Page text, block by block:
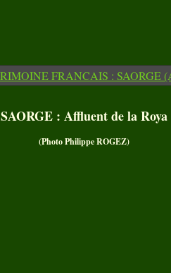
SAORGE : Affluent de la Roya
(Photo Philippe ROGEZ)